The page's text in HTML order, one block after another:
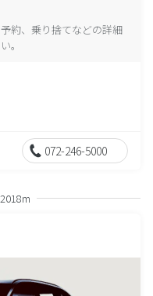
約、乗り捨てなどの詳細
。
072-246-5000
2018m